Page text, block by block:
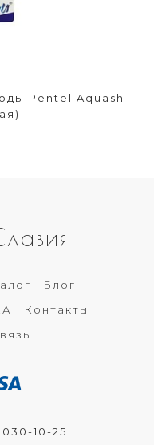
Pentel Aquash —
Блог
Контакты
10-25